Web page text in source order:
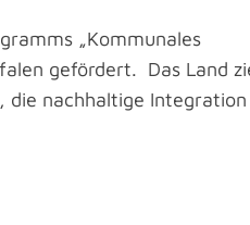
„Kommunales
gefördert. Das Land
die nachhaltige Integration